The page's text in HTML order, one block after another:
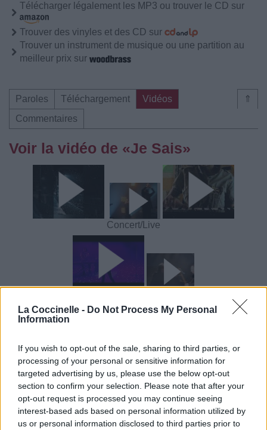
La Coccinelle - Do Not Process My Personal
Information
If you wish to opt-out of the sale, sharing to third parties, or
processing of your personal or sensitive information for
targeted advertising by us, please use the below opt-out
section to confirm your selection. Please note that after your
opt-out request is processed you may continue seeing
interest-based ads based on personal information utilized by
us or personal information disclosed to third parties prior to
Télécharger légalement les MP3 ou trouver le CD sur
Trouver des vinyles et des CD sur
Trouver un instrument de musique ou une partition au
meilleur prix sur
⇑
Paroles Téléchargement
Vidéos
Commentaires
Voir la vidéo de «Je Sais»
Concert/Live
Commentaires
Dire «merci» pour cette traduction Corriger une erreur